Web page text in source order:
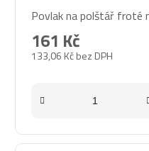
Povlak na polštář froté
133,06 Kč bez DPH
161 Kč